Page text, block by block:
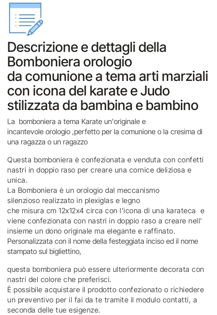
Descrizione e dettagli della
Bomboniera orologio
da comunione a tema arti marziali
con icona del karate e Judo
stilizzata da bambina e bambino
La bomboniera a tema Karate un'originale e
incantevole orologio ,perfetto per la comunione o la cresima di
una ragazza o un ragazzo
Questa bomboniera è confezionata e venduta con confetti
nastri in doppio raso per creare una cornice deliziosa e
unica.
La Bomboniera è un orologio dal meccanismo
silenzioso realizzato in plexiglas e legno
che misura cm 12x12x4 circa con l'icona di una karateca e
viene confezionata con nastri in doppio raso a creare nell'
insieme un dono originale ma elegante e raffinato.
Personalizzata con il nome della festeggiata inciso ed il nome
stampato sul bigliettino,
questa bomboniera può essere ulteriormente decorata con
nastri del colore che preferisci.
È possibile acquistare il prodotto confezionato o richiedere
un preventivo per il fai da te tramite il modulo contatti, a
seconda delle tue esigenze.